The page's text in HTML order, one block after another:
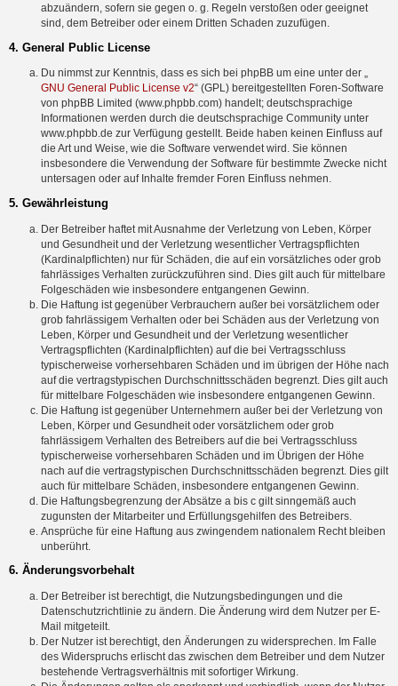
abzuändern, sofern sie gegen o. g. Regeln verstoßen oder geeignet
sind, dem Betreiber oder einem Dritten Schaden zuzufügen.
4. General Public License
Du nimmst zur Kenntnis, dass es sich bei phpBB um eine unter der „
GNU General Public License v2“ (GPL) bereitgestellten Foren-Software
von phpBB Limited (www.phpbb.com) handelt; deutschsprachige
Informationen werden durch die deutschsprachige Community unter
www.phpbb.de zur Verfügung gestellt. Beide haben keinen Einfluss auf
die Art und Weise, wie die Software verwendet wird. Sie können
insbesondere die Verwendung der Software für bestimmte Zwecke nicht
untersagen oder auf Inhalte fremder Foren Einfluss nehmen.
5. Gewährleistung
Der Betreiber haftet mit Ausnahme der Verletzung von Leben, Körper
und Gesundheit und der Verletzung wesentlicher Vertragspflichten
(Kardinalpflichten) nur für Schäden, die auf ein vorsätzliches oder grob
fahrlässiges Verhalten zurückzuführen sind. Dies gilt auch für mittelbare
Folgeschäden wie insbesondere entgangenen Gewinn.
Die Haftung ist gegenüber Verbrauchern außer bei vorsätzlichem oder
grob fahrlässigem Verhalten oder bei Schäden aus der Verletzung von
Leben, Körper und Gesundheit und der Verletzung wesentlicher
Vertragspflichten (Kardinalpflichten) auf die bei Vertragsschluss
typischerweise vorhersehbaren Schäden und im übrigen der Höhe nach
auf die vertragstypischen Durchschnittsschäden begrenzt. Dies gilt auch
für mittelbare Folgeschäden wie insbesondere entgangenen Gewinn.
Die Haftung ist gegenüber Unternehmern außer bei der Verletzung von
Leben, Körper und Gesundheit oder vorsätzlichem oder grob
fahrlässigem Verhalten des Betreibers auf die bei Vertragsschluss
typischerweise vorhersehbaren Schäden und im Übrigen der Höhe
nach auf die vertragstypischen Durchschnittsschäden begrenzt. Dies gilt
auch für mittelbare Schäden, insbesondere entgangenen Gewinn.
Die Haftungsbegrenzung der Absätze a bis c gilt sinngemäß auch
zugunsten der Mitarbeiter und Erfüllungsgehilfen des Betreibers.
Ansprüche für eine Haftung aus zwingendem nationalem Recht bleiben
unberührt.
6. Änderungsvorbehalt
Der Betreiber ist berechtigt, die Nutzungsbedingungen und die
Datenschutzrichtlinie zu ändern. Die Änderung wird dem Nutzer per E-
Mail mitgeteilt.
Der Nutzer ist berechtigt, den Änderungen zu widersprechen. Im Falle
des Widerspruchs erlischt das zwischen dem Betreiber und dem Nutzer
bestehende Vertragsverhältnis mit sofortiger Wirkung.